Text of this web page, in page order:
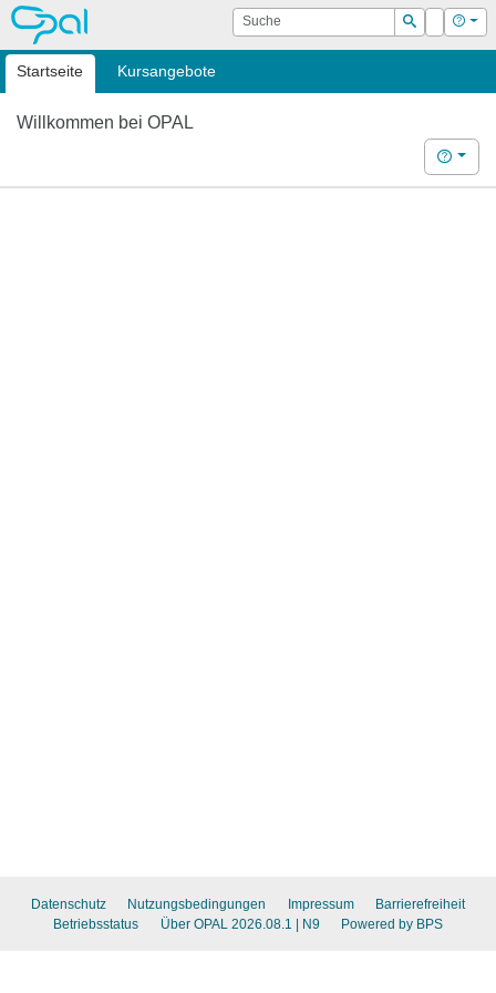
OPAL Suche
Suchen
Login Hilfe
Startseite Kursangebote
Willkommen bei OPAL
Hilfe
Datenschutz Nutzungsbedingungen Impressum
Barrierefreiheit
Betriebsstatus
Über OPAL 2026.08.1 | N9 Powered by BPS